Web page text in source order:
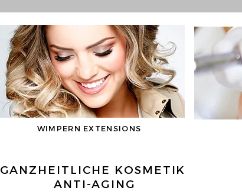
WIMPERN EXTENSIONS
GANZHEITLICHE KOSMETIK
ANTI-AGING